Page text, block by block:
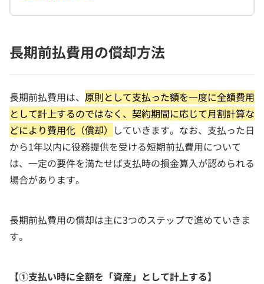
長期前払費用の償却方法
長期前払費用は、 原則として支払った額を一度に全額費用
として計上するのではなく、契約期間に応じて月割計算な
どにより費用化（償却） していきます。なお、支払った日
から1年以内に役務提供を受ける短期前払費用について
は、一定の要件を満たせば支払時の損金算入が認められる
場合があります。
長期前払費用の償却は主に3つのステップで進めていきま
す。
【①支払い時に全額を「資産」として計上する】